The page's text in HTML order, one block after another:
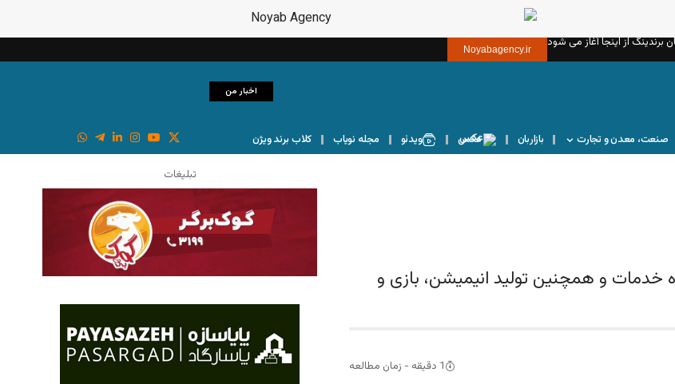
برندینگ از اینجا آغاز می شود Noyabagency.ir
اخبار من
صنعت، معدن و تجارت بازاربان عکس ویدئو مجله نویاب کلاب برند ویژن
خدمات و همچنین تولید انیمیشن، بازی و
1 دقیقه - زمان مطالعه
تبلیغات